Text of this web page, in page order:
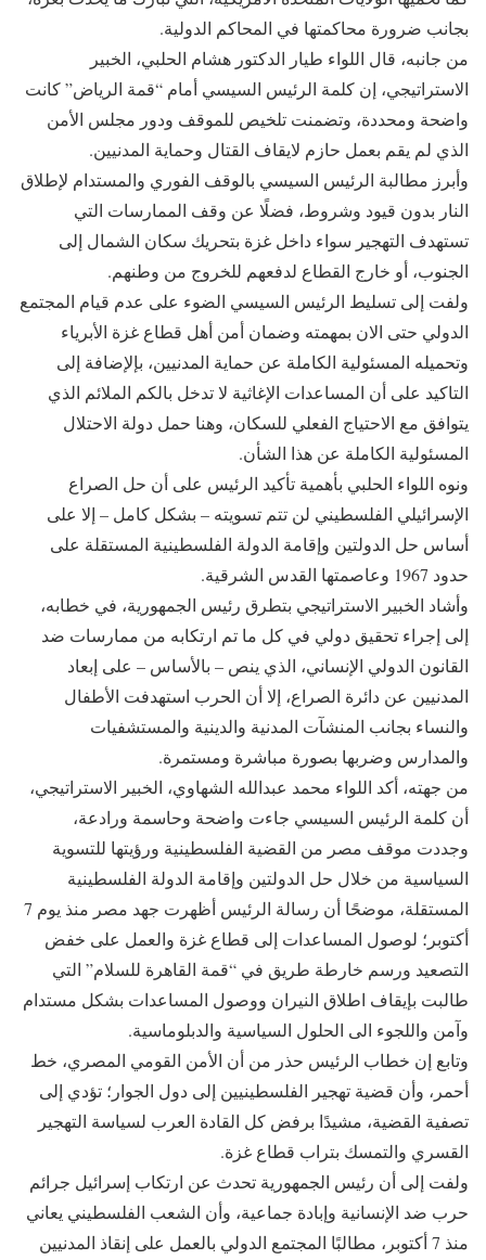
بجانب ضرورة محاكمتها في المحاكم الدولية.
من جانبه، قال اللواء طيار الدكتور هشام الحلبي، الخبير
الاستراتيجي، إن كلمة الرئيس السيسي أمام “قمة الرياض” كانت
واضحة ومحددة، وتضمنت تلخيص للموقف ودور مجلس الأمن
الذي لم يقم بعمل حازم لايقاف القتال وحماية المدنيين.
وأبرز مطالبة الرئيس السيسي بالوقف الفوري والمستدام لإطلاق
النار بدون قيود وشروط، فضلًا عن وقف الممارسات التي
تستهدف التهجير سواء داخل غزة بتحريك سكان الشمال إلى
الجنوب، أو خارج القطاع لدفعهم للخروج من وطنهم.
ولفت إلى تسليط الرئيس السيسي الضوء على عدم قيام المجتمع
الدولي حتى الان بمهمته وضمان أمن أهل قطاع غزة الأبرياء
وتحميله المسئولية الكاملة عن حماية المدنيين، بإلإضافة إلى
التاكيد على أن المساعدات الإغاثية لا تدخل بالكم الملائم الذي
يتوافق مع الاحتياج الفعلي للسكان، وهنا حمل دولة الاحتلال
المسئولية الكاملة عن هذا الشأن.
ونوه اللواء الحلبي بأهمية تأكيد الرئيس على أن حل الصراع
الإسرائيلي الفلسطيني لن تتم تسويته – بشكل كامل – إلا على
أساس حل الدولتين وإقامة الدولة الفلسطينية المستقلة على
حدود 1967 وعاصمتها القدس الشرقية.
وأشاد الخبير الاستراتيجي بتطرق رئيس الجمهورية، في خطابه،
إلى إجراء تحقيق دولي في كل ما تم ارتكابه من ممارسات ضد
القانون الدولي الإنساني، الذي ينص – بالأساس – على إبعاد
المدنيين عن دائرة الصراع، إلا أن الحرب استهدفت الأطفال
والنساء بجانب المنشآت المدنية والدينية والمستشفيات
والمدارس وضربها بصورة مباشرة ومستمرة.
من جهته، أكد اللواء محمد عبدالله الشهاوي، الخبير الاستراتيجي،
أن كلمة الرئيس السيسي جاءت واضحة وحاسمة ورادعة،
وجددت موقف مصر من القضية الفلسطينية ورؤيتها للتسوية
السياسية من خلال حل الدولتين وإقامة الدولة الفلسطينية
المستقلة، موضحًا أن رسالة الرئيس أظهرت جهد مصر منذ يوم 7
أكتوبر؛ لوصول المساعدات إلى قطاع غزة والعمل على خفض
التصعيد ورسم خارطة طريق في “قمة القاهرة للسلام” التي
طالبت بإيقاف اطلاق النيران ووصول المساعدات بشكل مستدام
وآمن واللجوء الى الحلول السياسية والدبلوماسية.
وتابع إن خطاب الرئيس حذر من أن الأمن القومي المصري، خط
أحمر، وأن قضية تهجير الفلسطينيين إلى دول الجوار؛ تؤدي إلى
تصفية القضية، مشيدًا برفض كل القادة العرب لسياسة التهجير
القسري والتمسك بتراب قطاع غزة.
ولفت إلى أن رئيس الجمهورية تحدث عن ارتكاب إسرائيل جرائم
حرب ضد الإنسانية وإبادة جماعية، وأن الشعب الفلسطيني يعاني
منذ 7 أكتوبر، مطالبًا المجتمع الدولي بالعمل على إنقاذ المدنيين